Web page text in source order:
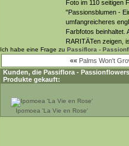
Foto im 110 seitigen
"Passionsblumen -
umfangreicheres
Farbfotos beinhaltet.
RARITÄTen zeigen,
Ich habe eine Frage zu Passiflora -
«« Palms Won't
Kunden, die Passiflora -
Produkte gekauft:
Ipomoea 'La Vie en Rose'